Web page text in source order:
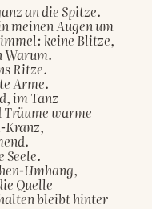
an die Spitze.
meinen Augen um
keine Blitze,
Warum.
Ritze.
Arme.
im Tanz
warme
Kranz,
Seele.
Umhang,
Quelle
bleibt hinter